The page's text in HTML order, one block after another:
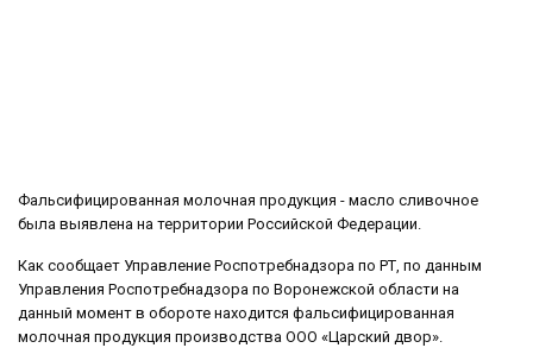
Фальсифицированная молочная продукция - масло сливочное
была выявлена на территории Российской Федерации.
Как сообщает Управление Роспотребнадзора по РТ, по данным
Управления Роспотребнадзора по Воронежской области на
данный момент в обороте находится фальсифицированная
молочная продукция производства ООО «Царский двор».